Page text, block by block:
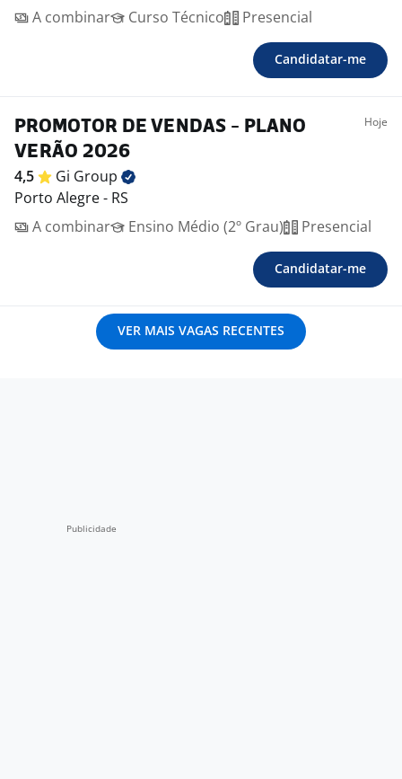
A combinar
Curso Técnico Presencial
Candidatar-me
PROMOTOR DE VENDAS - PLANO
VERÃO 2026
Hoje
4,5 Gi Group
Porto Alegre - RS
A combinar
Ensino Médio (2º Grau) Presencial
Candidatar-me
VER MAIS VAGAS RECENTES